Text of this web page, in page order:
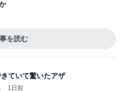
を読む
ていて驚いたアザ
1日前